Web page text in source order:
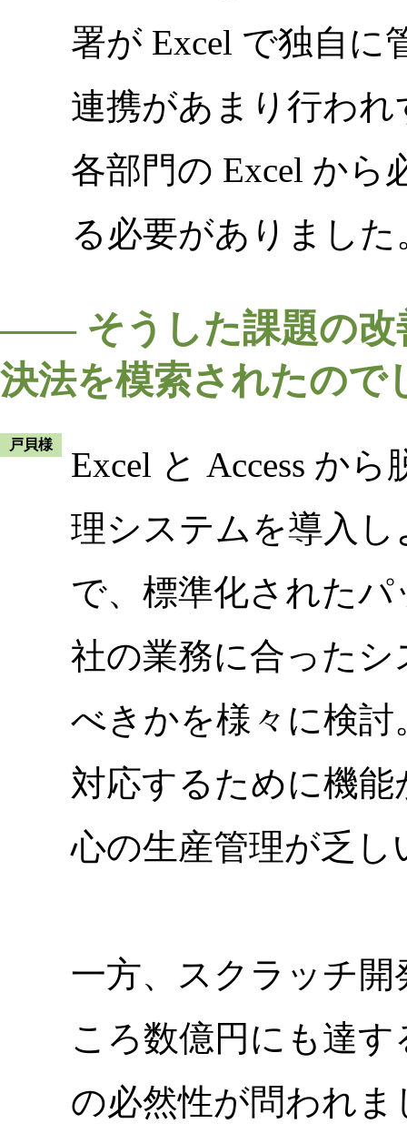
署が Excel で独自に
連携があまり行わ
各部門の Excel から
る必要がありました
―― そうした課題の改
決法を模索されたので
戸貝様
Excel と Access か
理システムを導入
で、標準化された
社の業務に合った
べきかを様々に検
対応するために機
心の生産管理が乏
一方、スクラッチ
ころ数億円にも達
の必然性が問われ